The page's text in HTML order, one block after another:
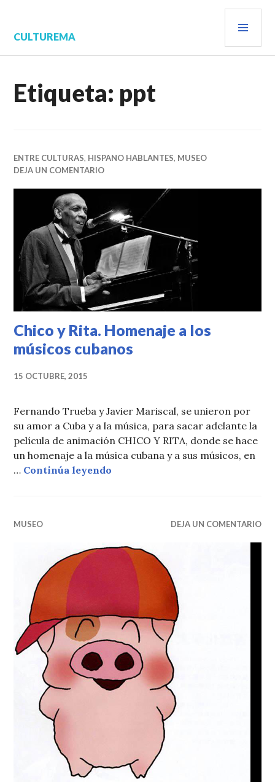
contenido.
CULTUREMA
Etiqueta: ppt
ENTRE CULTURAS, HISPANO HABLANTES, MUSEO
DEJA UN COMENTARIO
Chico y Rita. Homenaje a los
músicos cubanos
15 OCTUBRE, 2015
Fernando Trueba y Javier Mariscal, se unieron por
su amor a Cuba y a la música, para sacar adelante la
película de animación CHICO Y RITA, donde se hace
un homenaje a la música cubana y a sus músicos, en
… Continúa leyendo
MUSEO DEJA UN COMENTARIO